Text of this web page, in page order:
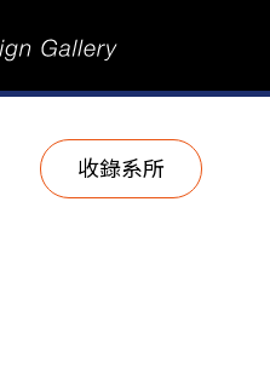
收錄系所